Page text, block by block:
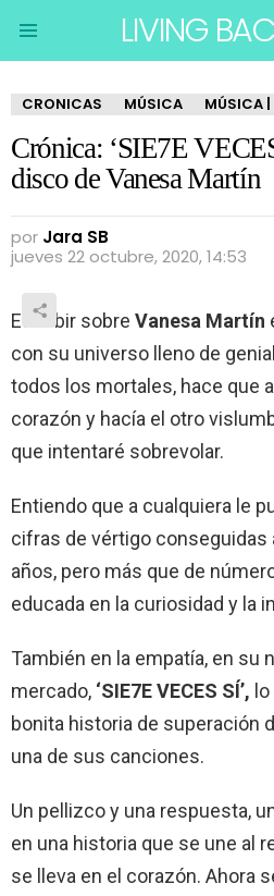
LIVING
CRONICAS MÚSICA MÚSICA
Crónica: ‘SIE7E
disco de Vanesa Martín
por Jara SB
jueves 22 octubre, 2020, 14:53
Escribir sobre Vanesa Martín
con su universo lleno de
todos los mortales, hace que
corazón y hacía el otro
que intentaré sobrevolar.
Entiendo que a cualquiera le
cifras de vértigo conseguidas
años, pero más que de
educada en la curiosidad y la
También en la empatía, en su
mercado, ‘SIE7E VECES SÍ’,
bonita historia de superación
una de sus canciones.
Un pellizco y una respuesta,
en una historia que se une al
se lleva en el corazón. Ahora